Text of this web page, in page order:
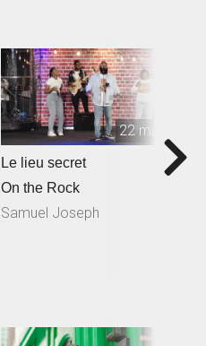
22 min
Le lieu secret
On the Rock
Samuel Joseph